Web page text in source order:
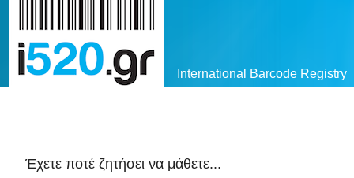
International Barcode Registry
Έχετε ποτέ ζητήσει να μάθετε...